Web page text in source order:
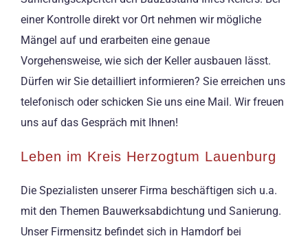
einer Kontrolle direkt vor Ort nehmen wir mögliche
Mängel auf und erarbeiten eine genaue
Vorgehensweise, wie sich der Keller ausbauen lässt.
Dürfen wir Sie detailliert informieren? Sie erreichen uns
telefonisch oder schicken Sie uns eine Mail. Wir freuen
uns auf das Gespräch mit Ihnen!
Leben im Kreis Herzogtum Lauenburg
Die Spezialisten unserer Firma beschäftigen sich u.a.
mit den Themen Bauwerksabdichtung und Sanierung.
Unser Firmensitz befindet sich in Hamdorf bei